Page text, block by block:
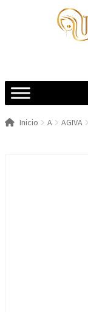
Inicio A AGIVA